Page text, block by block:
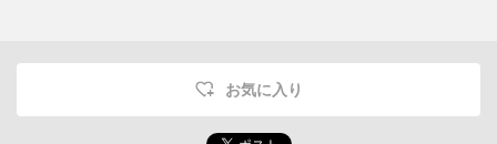
お気に入り